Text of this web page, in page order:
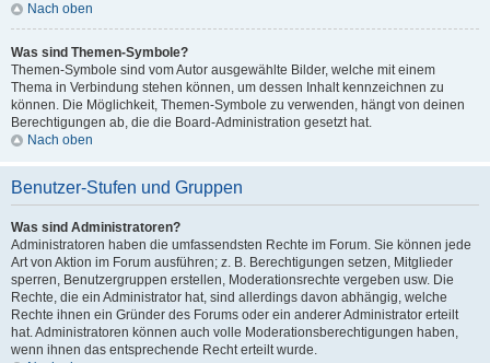
Nach oben
Was sind Themen-Symbole?
Themen-Symbole sind vom Autor ausgewählte Bilder, welche mit einem
Thema in Verbindung stehen können, um dessen Inhalt kennzeichnen zu
können. Die Möglichkeit, Themen-Symbole zu verwenden, hängt von deinen
Berechtigungen ab, die die Board-Administration gesetzt hat.
Nach oben
Benutzer-Stufen und Gruppen
Was sind Administratoren?
Administratoren haben die umfassendsten Rechte im Forum. Sie können jede
Art von Aktion im Forum ausführen; z. B. Berechtigungen setzen, Mitglieder
sperren, Benutzergruppen erstellen, Moderationsrechte vergeben usw. Die
Rechte, die ein Administrator hat, sind allerdings davon abhängig, welche
Rechte ihnen ein Gründer des Forums oder ein anderer Administrator erteilt
hat. Administratoren können auch volle Moderationsberechtigungen haben,
wenn ihnen das entsprechende Recht erteilt wurde.